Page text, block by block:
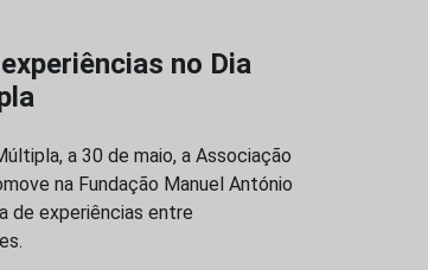
no Dia
a 30 de maio, a Associação
na Fundação Manuel António
de experiências entre